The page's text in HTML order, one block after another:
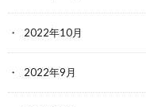
2022年10月
2022年9月